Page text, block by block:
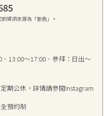
資訊來源為「旅色」。
13:00～17:00、參拜：日出～
期公休，詳情請參閱Instagram
預約制